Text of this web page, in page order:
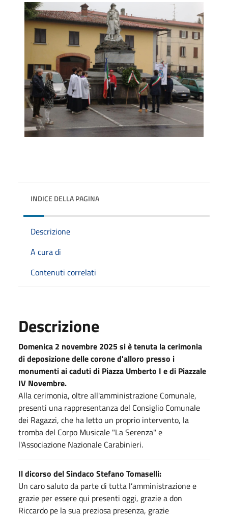
INDICE DELLA PAGINA
Descrizione
A cura di
Contenuti correlati
Descrizione
Domenica 2 novembre 2025 si è tenuta la cerimonia
di deposizione delle corone d'alloro presso i
monumenti ai caduti di Piazza Umberto I e di Piazzale
IV Novembre.
Alla cerimonia, oltre all'amministrazione Comunale,
presenti una rappresentanza del Consiglio Comunale
dei Ragazzi, che ha letto un proprio intervento, la
tromba del Corpo Musicale "La Serenza" e
l'Associazione Nazionale Carabinieri.
Il dicorso del Sindaco Stefano Tomaselli:
Un caro saluto da parte di tutta l’amministrazione e
grazie per essere qui presenti oggi, grazie a don
Riccardo pe la sua preziosa presenza, grazie